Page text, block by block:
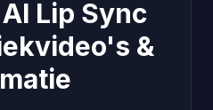
Lip Sync
&